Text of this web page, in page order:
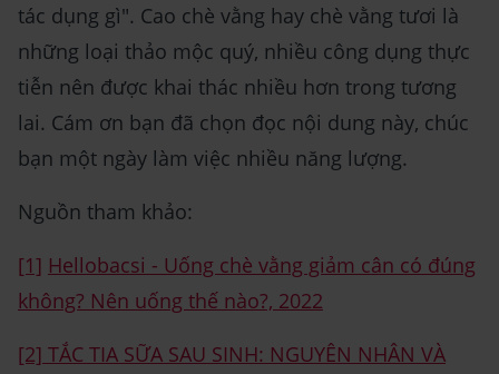
tác dụng gì". Cao chè vằng hay chè vằng tươi là
những loại thảo mộc quý, nhiều công dụng thực
tiễn nên được khai thác nhiều hơn trong tương
lai. Cám ơn bạn đã chọn đọc nội dung này, chúc
bạn một ngày làm việc nhiều năng lượng.
Nguồn tham khảo:
[1] Hellobacsi - Uống chè vằng giảm cân có đúng
không? Nên uống thế nào?, 2022
[2] TẮC TIA SỮA SAU SINH: NGUYÊN NHÂN VÀ